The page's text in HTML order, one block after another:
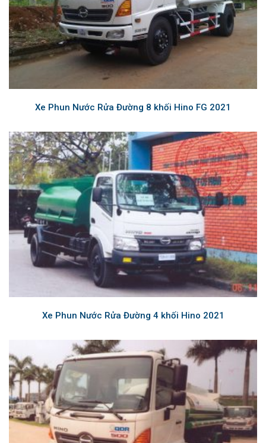
Xe Phun Nước Rửa Đường 8 khối Hino FG 2021
Xe Phun Nước Rửa Đường 4 khối Hino 2021